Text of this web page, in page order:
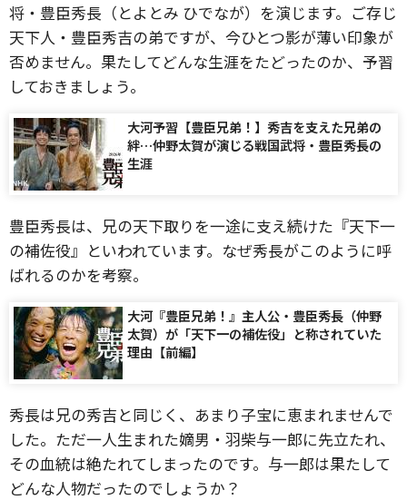
将・豊臣秀長（とよとみ ひでなが）を演じます。ご存じ
天下人・豊臣秀吉の弟ですが、今ひとつ影が薄い印象が
否めません。果たしてどんな生涯をたどったのか、予習
しておきましょう。
大河予習【豊臣兄弟！】秀吉を支えた兄弟の
絆…仲野太賀が演じる戦国武将・豊臣秀長の
生涯
豊臣秀長は、兄の天下取りを一途に支え続けた『天下一
の補佐役』といわれています。なぜ秀長がこのように呼
ばれるのかを考察。
大河『豊臣兄弟！』主人公・豊臣秀長（仲野
太賀）が「天下一の補佐役」と称されていた
理由【前編】
秀長は兄の秀吉と同じく、あまり子宝に恵まれませんで
した。ただ一人生まれた嫡男・羽柴与一郎に先立たれ、
その血統は絶たれてしまったのです。与一郎は果たして
どんな人物だったのでしょうか？